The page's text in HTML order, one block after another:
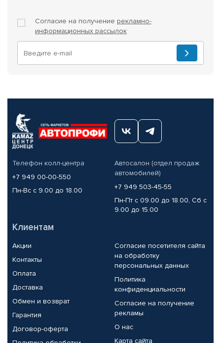
Согласие на получение рекламно-
информационных рассылок
Телефон колл-центра
+7 949 00-00-550
Пн-Вс с 9.00 до 18.00
Автосалон (отдел продаж
автомобилей)
+7 949 503-45-55
Пн-Пт с 09.00 до 18.00, Сб с
9.00 до 15.00
Клиентам
Акции
Контакты
Оплата
Доставка
Обмен и возврат
Гарантия
Договор-оферта
Согласие посетителя сайта
на обработку
персональных данных
Политика
конфиденциальности
Согласие на получение
рекламы
О нас
Карта сайта